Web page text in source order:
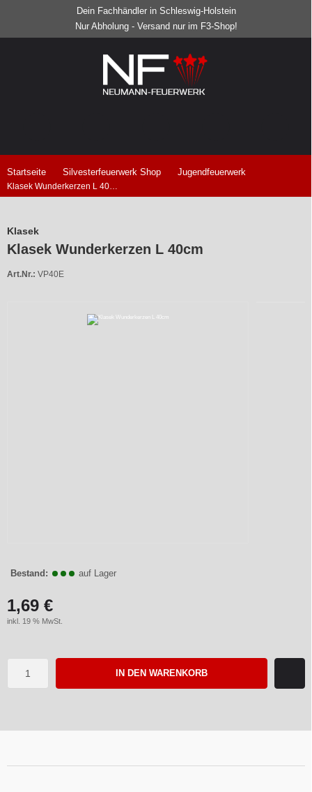
Dein Fachhändler in Schleswig-Holstein
Nur Abholung - Versand nur im F3-Shop!
Startseite Silvesterfeuerwerk Shop Jugendfeuerwerk
Klasek Wunderkerzen L 40cm
Klasek
Klasek Wunderkerzen L 40cm
Art.Nr.: VP40E
Bestand: auf Lager
1,69 €
inkl. 19 % MwSt.
IN DEN WARENKORB